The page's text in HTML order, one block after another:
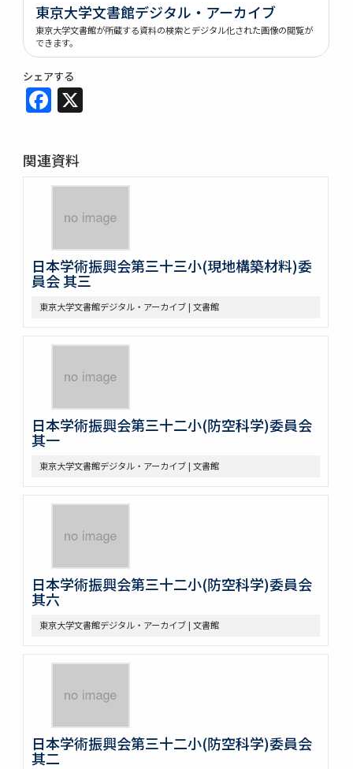
東京大学文書館デジタル・アーカイブ
東京大学文書館が所蔵する資料の検索とデジタル化された画像の閲覧が
できます。
シェアする
Facebook
関連資料
日本学術振興会第三十三小(現地構築材料)委
員会 其三
東京大学文書館デジタル・アーカイブ | 文書館
日本学術振興会第三十二小(防空科学)委員会
其一
東京大学文書館デジタル・アーカイブ | 文書館
日本学術振興会第三十二小(防空科学)委員会
其六
東京大学文書館デジタル・アーカイブ | 文書館
日本学術振興会第三十二小(防空科学)委員会
其二